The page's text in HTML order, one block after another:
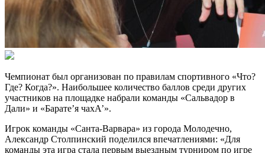
Чемпионат был организован по правилам спортивного «Что?
Где? Когда?». Наибольшее количество баллов среди других
участников на площадке набрали команды «Сальвадор в
Дали» и «Барате’я чахА’».
Игрок команды «Санта-Варвара» из города Молодечно,
Александр Столпинский поделился впечатлениями: «Для
команды эта игра стала первым выездным турниром по игре